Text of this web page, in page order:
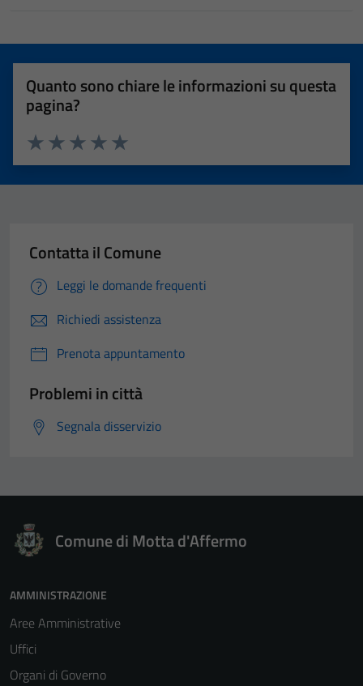
Quanto sono chiare le informazioni su questa
pagina?
Valuta 5 stelle su 5
Valuta 4 stelle su 5
Valuta 3 stelle su 5
Valuta 2 stelle su 5
Valuta 1 stelle su 5
Contatta il Comune
Leggi le domande frequenti
Richiedi assistenza
Prenota appuntamento
Problemi in città
Segnala disservizio
Comune di Motta d'Affermo
AMMINISTRAZIONE
Aree Amministrative
Uffici
Organi di Governo